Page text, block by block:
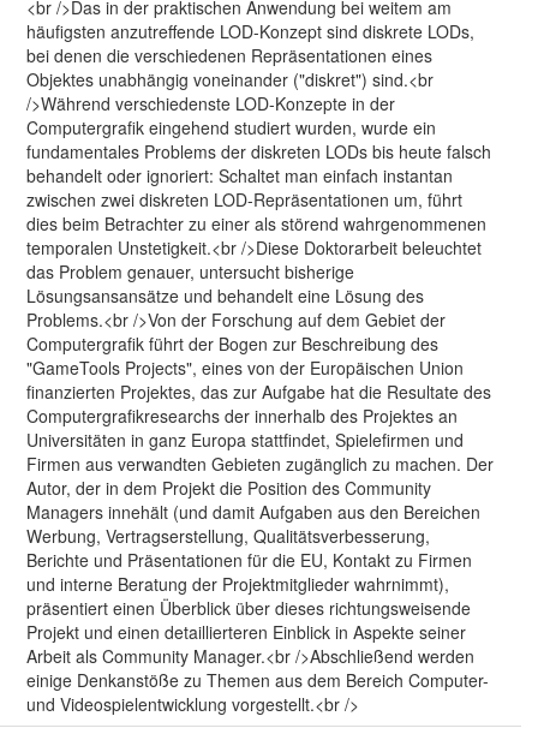
<br />Das in der praktischen Anwendung bei weitem am
häufigsten anzutreffende LOD-Konzept sind diskrete LODs,
bei denen die verschiedenen Repräsentationen eines
Objektes unabhängig voneinander ("diskret") sind.<br
/>Während verschiedenste LOD-Konzepte in der
Computergrafik eingehend studiert wurden, wurde ein
fundamentales Problems der diskreten LODs bis heute falsch
behandelt oder ignoriert: Schaltet man einfach instantan
zwischen zwei diskreten LOD-Repräsentationen um, führt
dies beim Betrachter zu einer als störend wahrgenommenen
temporalen Unstetigkeit.<br />Diese Doktorarbeit beleuchtet
das Problem genauer, untersucht bisherige
Lösungsansansätze und behandelt eine Lösung des
Problems.<br />Von der Forschung auf dem Gebiet der
Computergrafik führt der Bogen zur Beschreibung des
"GameTools Projects", eines von der Europäischen Union
finanzierten Projektes, das zur Aufgabe hat die Resultate des
Computergrafikresearchs der innerhalb des Projektes an
Universitäten in ganz Europa stattfindet, Spielefirmen und
Firmen aus verwandten Gebieten zugänglich zu machen. Der
Autor, der in dem Projekt die Position des Community
Managers innehält (und damit Aufgaben aus den Bereichen
Werbung, Vertragserstellung, Qualitätsverbesserung,
Berichte und Präsentationen für die EU, Kontakt zu Firmen
und interne Beratung der Projektmitglieder wahrnimmt),
präsentiert einen Überblick über dieses richtungsweisende
Projekt und einen detaillierteren Einblick in Aspekte seiner
Arbeit als Community Manager.<br />Abschließend werden
einige Denkanstöße zu Themen aus dem Bereich Computer-
und Videospielentwicklung vorgestellt.<br />